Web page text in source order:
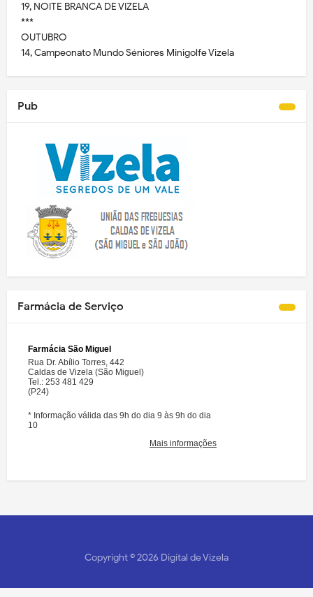
19, NOITE BRANCA DE VIZELA
***
OUTUBRO
14, Campeonato Mundo Séniores Minigolfe Vizela
Pub
Farmácia de Serviço
Copyright ©2026 Digital de Vizela